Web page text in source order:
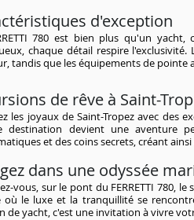
d'exception
780 est bien plus qu'un
chaque détail respire
tandis que les équipements de
de rêve à Saint-
les joyaux de Saint-Tropez avec des
destination devient une aventure
et des coins secrets, créant
dans une odyssée
vous, sur le pont du FERRETTI 780,
où le luxe et la tranquillité se
de yacht, c'est une invitation à vivre